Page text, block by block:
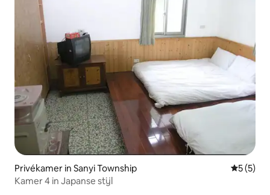
Privékamer in Sanyi Township
5 (5)
Kamer 4 in Japanse stijl